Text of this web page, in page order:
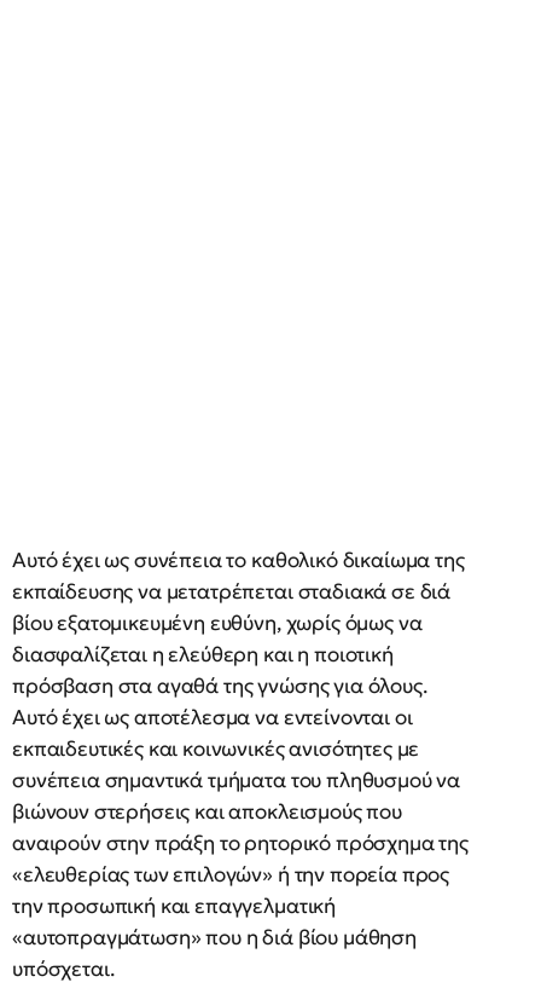
Αυτό έχει ως συνέπεια το καθολικό δικαίωμα της
εκπαίδευσης να μετατρέπεται σταδιακά σε διά
βίου εξατομικευμένη ευθύνη, χωρίς όμως να
διασφαλίζεται η ελεύθερη και η ποιοτική
πρόσβαση στα αγαθά της γνώσης για όλους.
Αυτό έχει ως αποτέλεσμα να εντείνονται οι
εκπαιδευτικές και κοινωνικές ανισότητες με
συνέπεια σημαντικά τμήματα του πληθυσμού να
βιώνουν στερήσεις και αποκλεισμούς που
αναιρούν στην πράξη το ρητορικό πρόσχημα της
«ελευθερίας των επιλογών» ή την πορεία προς
την προσωπική και επαγγελματική
«αυτοπραγμάτωση» που η διά βίου μάθηση
υπόσχεται.